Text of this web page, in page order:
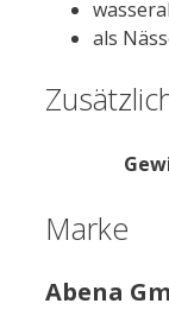
als
Marke
Abena